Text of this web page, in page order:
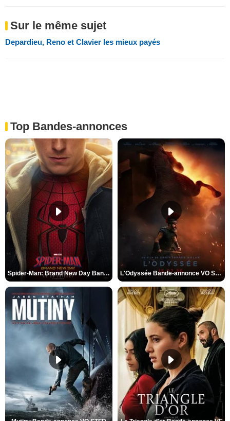
Sur le même sujet
Depardieu, Reno et Clavier les mieux payés
Top Bandes-annonces
Spider-Man: Brand New Day Bande-annonce VO STFR L'Odyssée Bande-annonce VO STFR